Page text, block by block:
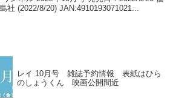
社 (2022/8/20) JAN:4910193071021...
レイ 10月号 雑誌予約情報 表紙はひら
のしょうくん 映画公開間近